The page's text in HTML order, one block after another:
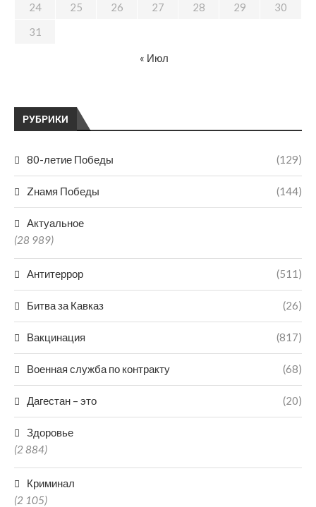
РУБРИКИ
80-летие Победы (129)
Zнамя Победы (144)
Актуальное
(28 989)
Антитеррор (511)
Битва за Кавказ (26)
Вакцинация (817)
Военная служба по контракту (68)
Дагестан – это (20)
Здоровье
(2 884)
Криминал
(2 105)
24
25 26 27 28 29
30
31
« Июл